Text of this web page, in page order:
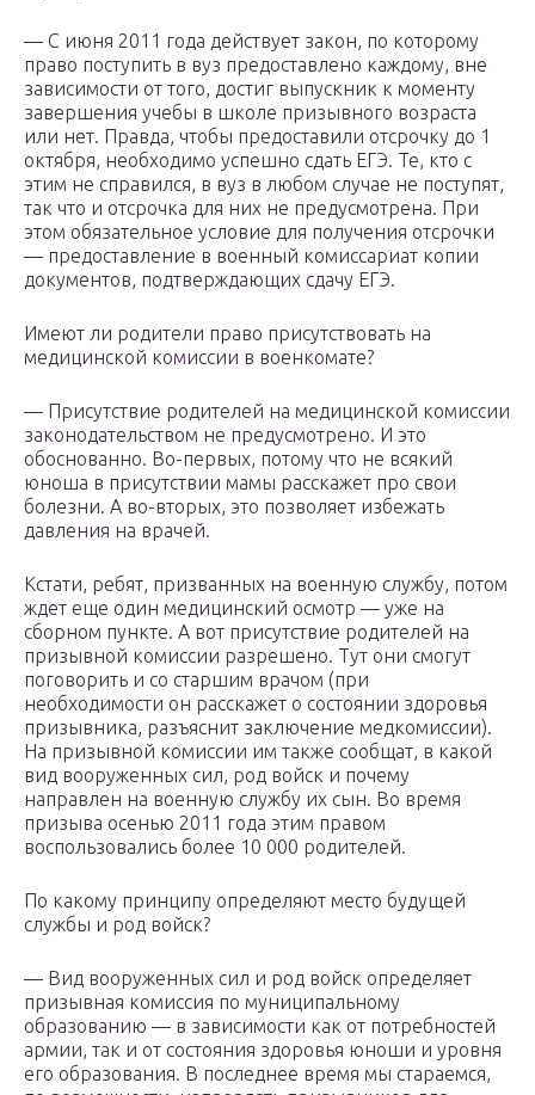
— С июня 2011 года действует закон, по которому
право поступить в вуз предоставлено каждому, вне
зависимости от того, достиг выпускник к моменту
завершения учебы в школе призывного возраста
или нет. Правда, чтобы предоставили отсрочку до 1
октября, необходимо успешно сдать ЕГЭ. Те, кто с
этим не справился, в вуз в любом случае не поступят,
так что и отсрочка для них не предусмотрена. При
этом обязательное условие для получения отсрочки
— предоставление в военный комиссариат копии
документов, подтверждающих сдачу ЕГЭ.
Имеют ли родители право присутствовать на
медицинской комиссии в военкомате?
— Присутствие родителей на медицинской комиссии
законодательством не предусмотрено. И это
обоснованно. Во-первых, потому что не всякий
юноша в присутствии мамы расскажет про свои
болезни. А во-вторых, это позволяет избежать
давления на врачей.
Кстати, ребят, призванных на военную службу, потом
ждет еще один медицинский осмотр — уже на
сборном пункте. А вот присутствие родителей на
призывной комиссии разрешено. Тут они смогут
поговорить и со старшим врачом (при
необходимости он расскажет о состоянии здоровья
призывника, разъяснит заключение медкомиссии).
На призывной комиссии им также сообщат, в какой
вид вооруженных сил, род войск и почему
направлен на военную службу их сын. Во время
призыва осенью 2011 года этим правом
воспользовались более 10 000 родителей.
По какому принципу определяют место будущей
службы и род войск?
— Вид вооруженных сил и род войск определяет
призывная комиссия по муниципальному
образованию — в зависимости как от потребностей
армии, так и от состояния здоровья юноши и уровня
его образования. В последнее время мы стараемся,